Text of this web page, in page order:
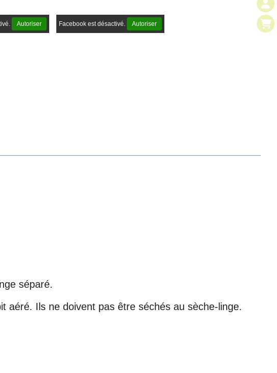
Autoriser Facebook est désactivé. Autoriser
séparé.
aéré. Ils ne doivent pas être séchés au sèche-linge.